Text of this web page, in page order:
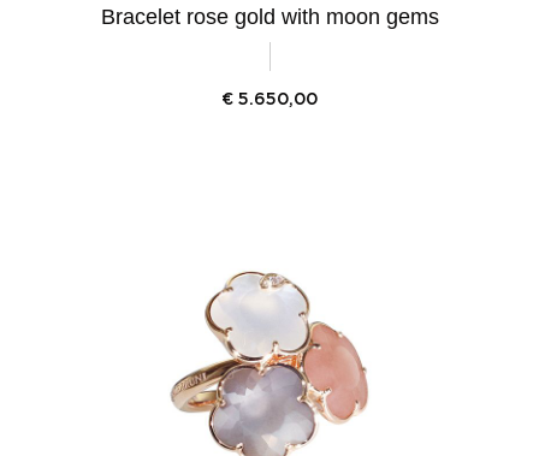
Bracelet rose gold with moon gems
€ 5.650,00